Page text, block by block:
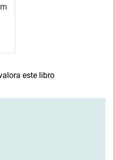
este libro